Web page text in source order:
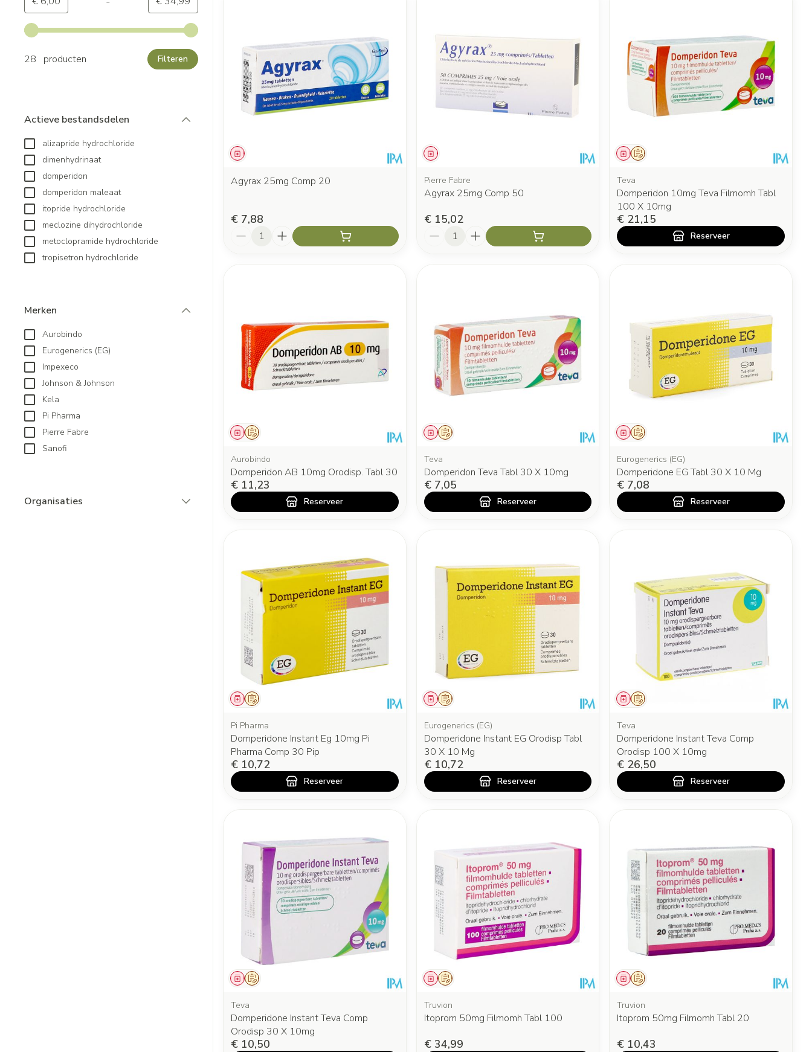
Gebruik de pijltjestoetsen links en rechts om de minimale en maximale prijswaarden aan te passen.
28 producten
Filteren
Actieve bestandsdelen
alizapride hydrochloride
dimenhydrinaat
domperidon
domperidon maleaat
itopride hydrochloride
meclozine dihydrochloride
metoclopramide hydrochloride
tropisetron hydrochloride
Merken
Aurobindo
Eurogenerics (EG)
Impexeco
Johnson & Johnson
Kela
Pi Pharma
Pierre Fabre
Sanofi
Organisaties
Geneesmiddel
Agyrax 25mg Comp 20
€ 7,88
Aantal
Geneesmiddel
Pierre Fabre
Agyrax 25mg Comp 50
€ 15,02
Aantal
Op voorschrift
Geneesmiddel
Teva
Domperidon 10mg Teva Filmomh Tabl
100 X 10mg
€ 21,15
Reserveer
Op voorschrift
Geneesmiddel
Aurobindo
Domperidon AB 10mg Orodisp. Tabl 30
€ 11,23
Reserveer
Op voorschrift
Geneesmiddel
Teva
Domperidon Teva Tabl 30 X 10mg
€ 7,05
Reserveer
Op voorschrift
Geneesmiddel
Eurogenerics (EG)
Domperidone EG Tabl 30 X 10 Mg
€ 7,08
Reserveer
Op voorschrift
Geneesmiddel
Pi Pharma
Domperidone Instant Eg 10mg Pi
Pharma Comp 30 Pip
€ 10,72
Reserveer
Op voorschrift
Geneesmiddel
Eurogenerics (EG)
Domperidone Instant EG Orodisp Tabl
30 X 10 Mg
€ 10,72
Reserveer
Op voorschrift
Geneesmiddel
Teva
Domperidone Instant Teva Comp
Orodisp 100 X 10mg
€ 26,50
Reserveer
Op voorschrift
Geneesmiddel
Teva
Domperidone Instant Teva Comp
Orodisp 30 X 10mg
€ 10,50
Op voorschrift
Geneesmiddel
Truvion
Itoprom 50mg Filmomh Tabl 100
€ 34,99
Op voorschrift
Geneesmiddel
Truvion
Itoprom 50mg Filmomh Tabl 20
€ 10,43